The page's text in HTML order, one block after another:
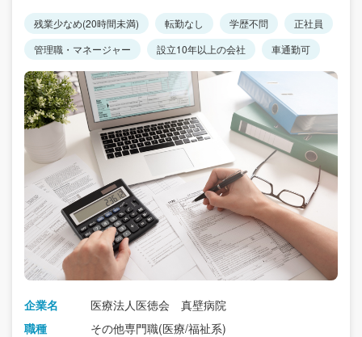
残業少なめ(20時間未満) 転勤なし 学歴不問
正社員
管理職・マネージャー
設立10年以上の会社 車通勤可
企業名
医療法人医徳会 真壁病院
職種
その他専門職(医療/福祉系)